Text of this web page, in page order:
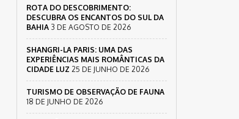
ROTA DO DESCOBRIMENTO:
DESCUBRA OS ENCANTOS DO SUL DA
BAHIA 3 DE AGOSTO DE 2026
SHANGRI-LA PARIS: UMA DAS
EXPERIÊNCIAS MAIS ROMÂNTICAS DA
CIDADE LUZ 25 DE JUNHO DE 2026
TURISMO DE OBSERVAÇÃO DE FAUNA
18 DE JUNHO DE 2026